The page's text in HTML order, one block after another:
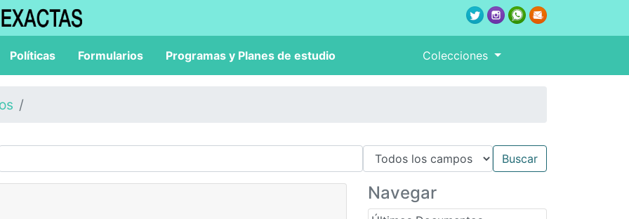
Políticas Formularios Programas y Planes de estudio Colecciones
Navegar